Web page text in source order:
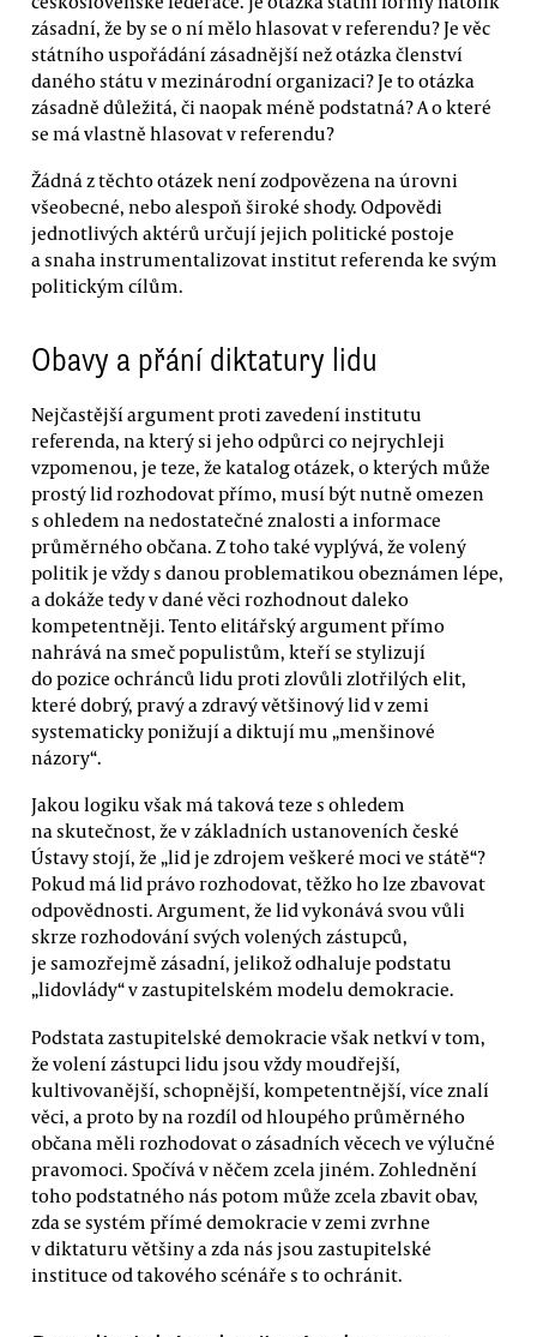
zásadní, že by se o ní mělo hlasovat v referendu? Je věc
státního uspořádání zásadnější než otázka členství
daného státu v mezinárodní organizaci? Je to otázka
zásadně důležitá, či naopak méně podstatná? A o které
se má vlastně hlasovat v referendu?
Žádná z těchto otázek není zodpovězena na úrovni
všeobecné, nebo alespoň široké shody. Odpovědi
jednotlivých aktérů určují jejich politické postoje
a snaha instrumentalizovat institut referenda ke svým
politickým cílům.
Obavy a přání diktatury lidu
Nejčastější argument proti zavedení institutu
referenda, na který si jeho odpůrci co nejrychleji
vzpomenou, je teze, že katalog otázek, o kterých může
prostý lid rozhodovat přímo, musí být nutně omezen
s ohledem na nedostatečné znalosti a informace
průměrného občana. Z toho také vyplývá, že volený
politik je vždy s danou problematikou obeznámen lépe,
a dokáže tedy v dané věci rozhodnout daleko
kompetentněji. Tento elitářský argument přímo
nahrává na smeč populistům, kteří se stylizují
do pozice ochránců lidu proti zlovůli zlotřilých elit,
které dobrý, pravý a zdravý většinový lid v zemi
systematicky ponižují a diktují mu „menšinové
názory“.
Jakou logiku však má taková teze s ohledem
na skutečnost, že v základních ustanoveních české
Ústavy stojí, že „lid je zdrojem veškeré moci ve státě“?
Pokud má lid právo rozhodovat, těžko ho lze zbavovat
odpovědnosti. Argument, že lid vykonává svou vůli
skrze rozhodování svých volených zástupců,
je samozřejmě zásadní, jelikož odhaluje podstatu
„lidovlády“ v zastupitelském modelu demokracie.
Podstata zastupitelské demokracie však netkví v tom,
že volení zástupci lidu jsou vždy moudřejší,
kultivovanější, schopnější, kompetentnější, více znalí
věci, a proto by na rozdíl od hloupého průměrného
občana měli rozhodovat o zásadních věcech ve výlučné
pravomoci. Spočívá v něčem zcela jiném. Zohlednění
toho podstatného nás potom může zcela zbavit obav,
zda se systém přímé demokracie v zemi zvrhne
v diktaturu většiny a zda nás jsou zastupitelské
instituce od takového scénáře s to ochránit.